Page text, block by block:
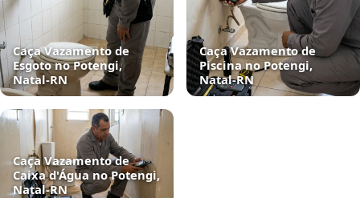
Caça Vazamento de
Esgoto no Potengi,
Natal‑RN
Caça Vazamento de
Piscina no Potengi,
Natal‑RN
Caça Vazamento de
Caixa d'Água no Potengi,
Natal‑RN